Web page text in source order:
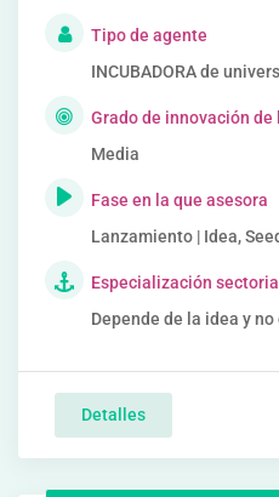
Tipo de agente
INCUBADORA de
Grado de innovación
Media
Fase en la que asesora
Lanzamiento | Idea,
Especialización sectorial
Depende de la idea y
Detalles